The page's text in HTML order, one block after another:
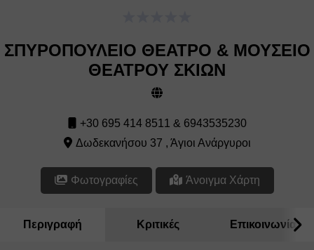
ΣΠΥΡΟΠΟΥΛΕΙΟ ΘΕΑΤΡΟ & ΜΟΥΣΕΙΟ
ΘΕΑΤΡΟΥ ΣΚΙΩΝ
+30 695 414 8511 & 6943535230
Δωδεκανήσου 37 , Άγιοι Ανάργυροι
Φωτογραφίες Άνοιγμα Χάρτη
Περιγραφή Κριτικές Επικοινωνία